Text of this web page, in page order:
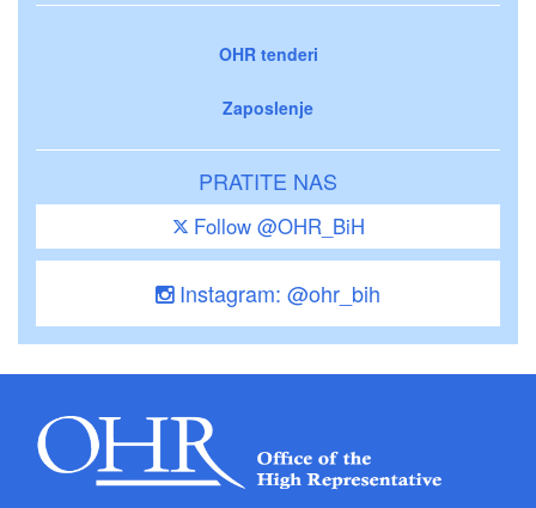
OHR tenderi
Zaposlenje
PRATITE NAS
Follow @OHR_BiH
Instagram: @ohr_bih